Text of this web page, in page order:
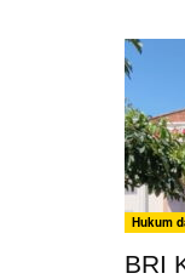
Hukum
BRI